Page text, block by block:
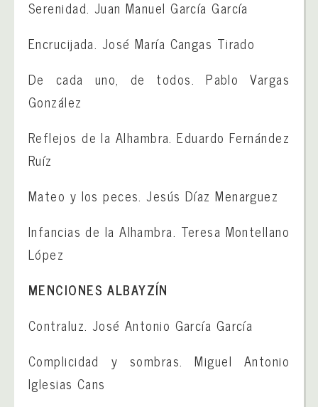
Serenidad. Juan Manuel García García
Encrucijada. José María Cangas Tirado
De cada uno, de todos. Pablo Vargas
González
Reflejos de la Alhambra. Eduardo Fernández
Ruíz
Mateo y los peces. Jesús Díaz Menarguez
Infancias de la Alhambra. Teresa Montellano
López
MENCIONES ALBAYZÍN
Contraluz. José Antonio García García
Complicidad y sombras. Miguel Antonio
Iglesias Cans